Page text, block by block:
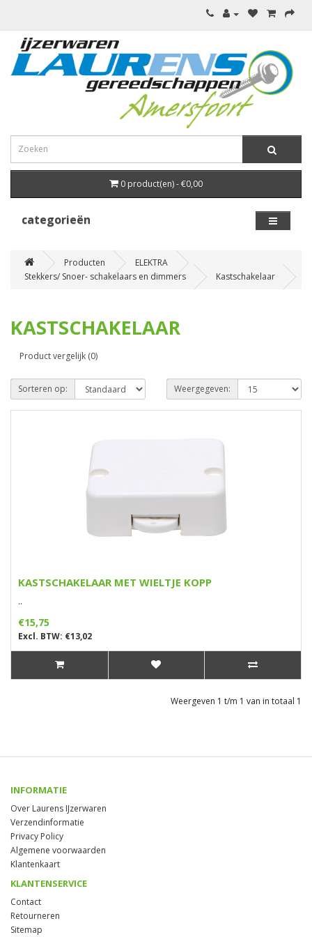
0 product(en) - €0,00
categorieën
Producten
ELEKTRA
Stekkers/ Snoer- schakelaars en dimmers
Kastschakelaar
KASTSCHAKELAAR
Product vergelijk (0)
Sorteren op: Weergegeven:
KASTSCHAKELAAR MET WIELTJE KOPP
..
€15,75
Excl. BTW: €13,02
Weergeven 1 t/m 1 van in totaal 1
INFORMATIE
Over Laurens IJzerwaren
Verzendinformatie
Privacy Policy
Algemene voorwaarden
Klantenkaart
KLANTENSERVICE
Contact
Retourneren
Sitemap